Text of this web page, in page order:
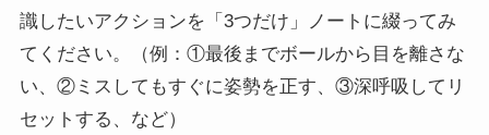
識したいアクションを「3つだけ」ノートに綴ってみ
てください。（例：①最後までボールから目を離さな
い、②ミスしてもすぐに姿勢を正す、③深呼吸してリ
セットする、など）